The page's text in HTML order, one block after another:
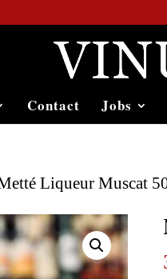
Contact Jobs
Liqueur Muscat